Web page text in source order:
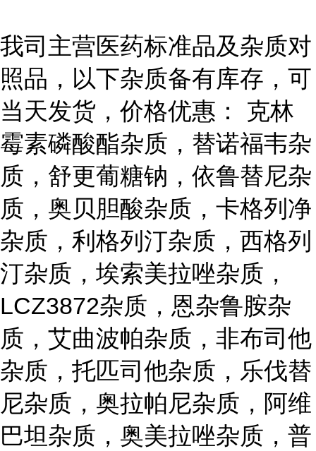
我司主营医药标准品及杂质对
照品，以下杂质备有库存，可
当天发货，价格优惠： 克林
霉素磷酸酯杂质，替诺福韦杂
质，舒更葡糖钠，依鲁替尼杂
质，奥贝胆酸杂质，卡格列净
杂质，利格列汀杂质，西格列
汀杂质，埃索美拉唑杂质，
LCZ3872杂质，恩杂鲁胺杂
质，艾曲波帕杂质，非布司他
杂质，托匹司他杂质，乐伐替
尼杂质，奥拉帕尼杂质，阿维
巴坦杂质，奥美拉唑杂质，普